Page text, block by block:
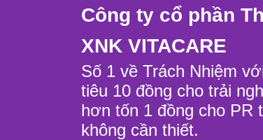
Công ty cổ phần
XNK VITACARE
Số 1 về Trách Nhiệm
tiêu 10 đồng cho trải
hơn tốn 1 đồng cho PR
không cần thiết.